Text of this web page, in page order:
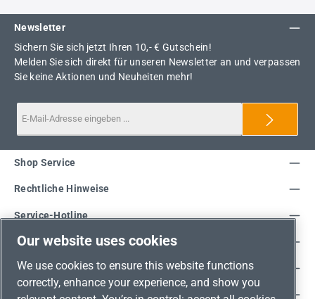
Newsletter
Sichern Sie sich jetzt Ihren 10,- € Gutschein!
Melden Sie sich direkt für unseren Newsletter an und verpassen
Sie keine Aktionen und Neuheiten mehr!
Service-Hotline
Shop Service
Rechtliche Hinweise
Unsere Vorteile
Versandarten
Zahlungsarten
Our website uses cookies
We use cookies to ensure this website functions
correctly, enhance your experience, and show you